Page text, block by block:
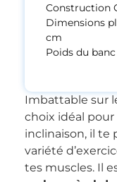
Construction
Dimensions
cm
Poids du banc
Imbattable sur
choix idéal pour
inclinaison, il te
variété
tes muscles. Il